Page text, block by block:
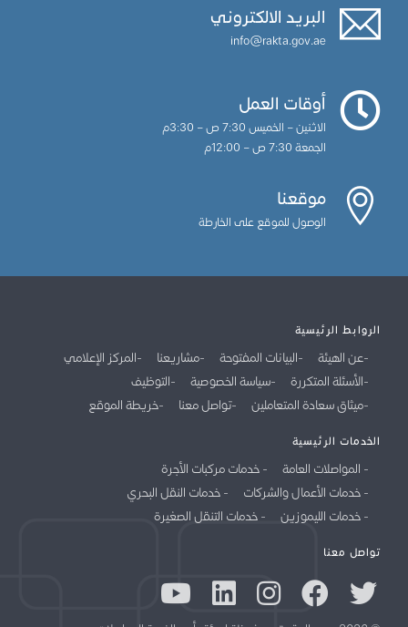
البريد الالكتروني
info@rakta.gov.ae
أوقات العمل
الاثنين – الخميس 7:30 ص – 3:30م
الجمعة 7:30 ص – 12:00م
موقعنا
الوصول للموقع على الخارطة
الروابط الرئيسية
عن الهيئة البيانات المفتوحة مشاريعنا
المركز الإعلامي
الأسئلة المتكررة
سياسة الخصوصية
التوظيف
ميثاق سعادة المتعاملين
تواصل معنا خريطة الموقع
الخدمات الرئيسية
المواصلات العامة
خدمات مركبات الأجرة
خدمات الأعمال والشركات
خدمات النقل البحري
خدمات الليموزين
خدمات التنقل الصغيرة
تواصل معنا